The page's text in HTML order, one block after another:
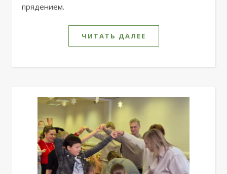
прядением.
ЧИТАТЬ ДАЛЕЕ